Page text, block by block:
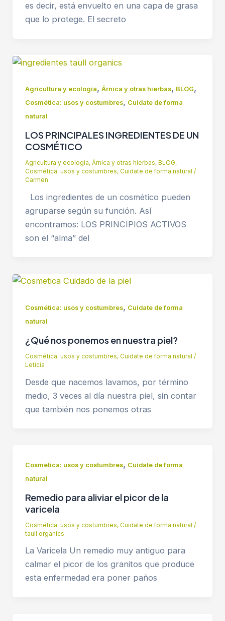
es decir, está envuelto en una capa de grasa
que lo protege. El secreto
Agricultura y ecología, Árnica y otras hierbas, BLOG,
Cosmética: usos y costumbres, Cuidate de forma
natural
LOS PRINCIPALES INGREDIENTES DE UN
COSMÉTICO
Agricultura y ecología, Árnica y otras hierbas, BLOG,
Cosmética: usos y costumbres, Cuidate de forma natural /
Carmen
Los ingredientes de un cosmético pueden
agruparse según su función. Así
encontramos: LOS PRINCIPIOS ACTIVOS
son el “alma” del
Cosmética: usos y costumbres, Cuidate de forma
natural
¿Qué nos ponemos en nuestra piel?
Cosmética: usos y costumbres, Cuidate de forma natural /
Leticia
Desde que nacemos lavamos, por término
medio, 3 veces al día nuestra piel, sin contar
que también nos ponemos otras
Cosmética: usos y costumbres, Cuidate de forma
natural
Remedio para aliviar el picor de la
varicela
Cosmética: usos y costumbres, Cuidate de forma natural /
taull organics
La Varicela Un remedio muy antiguo para
calmar el picor de los granitos que produce
esta enfermedad era poner paños